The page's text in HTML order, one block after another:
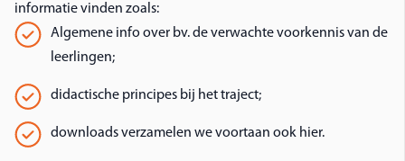
informatie vinden zoals:
Algemene info over bv. de verwachte voorkennis van de
leerlingen;
didactische principes bij het traject;
downloads verzamelen we voortaan ook hier.